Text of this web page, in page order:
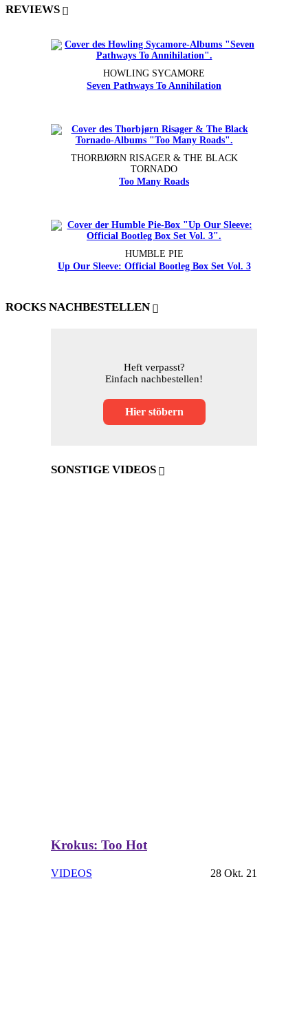
REVIEWS
HOWLING SYCAMORE
Seven Pathways To Annihilation
THORBJØRN RISAGER & THE BLACK
TORNADO
Too Many Roads
HUMBLE PIE
Up Our Sleeve: Official Bootleg Box Set Vol. 3
ROCKS NACHBESTELLEN
Heft verpasst?
Einfach nachbestellen!
Hier stöbern
SONSTIGE VIDEOS
Krokus: Too Hot
VIDEOS 28 Okt. 21